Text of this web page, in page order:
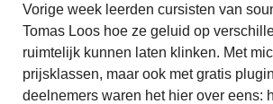
Vorige week leerden cursisten van
Tomas Loos hoe ze geluid op
ruimtelijk kunnen laten klinken. Met
prijsklassen, maar ook met gratis
deelnemers waren het hier over eens: